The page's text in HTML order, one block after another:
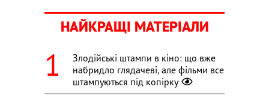
НАЙКРАЩІ МАТЕРІАЛИ
Злодійські штампи в кіно: що вже
набридло глядачеві, але фільми все
штампуються під копірку